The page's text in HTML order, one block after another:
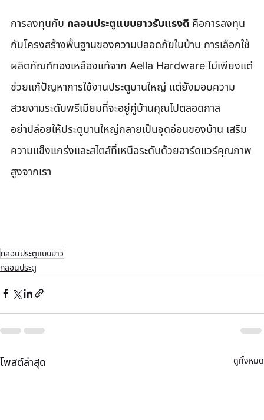
การลงทุนกับ กลอนประตูแบบยาวรับแรงดี คือการลงทุน
กับโครงสร้างพื้นฐานของความปลอดภัยในบ้าน การเลือกใช้
ผลิตภัณฑ์ทองเหลืองแท้จาก Aella Hardware ไม่เพียงแต่
ช่วยแก้ปัญหาการใช้งานประตูบานใหญ่ แต่ยังมอบความ
สวยงามระดับพรีเมียมที่จะอยู่คู่บ้านคุณไปตลอดกาล
อย่าปล่อยให้ประตูบานใหญ่กลายเป็นจุดอ่อนของบ้าน เสริม
ความแข็งแกร่งและสไตล์ที่เหนือระดับด้วยฮาร์ดแวร์คุณภาพ
สูงจากเรา
กลอนประตูแบบยาว
กลอนประตู
โพสต์ล่าสุด ดูทั้งหมด